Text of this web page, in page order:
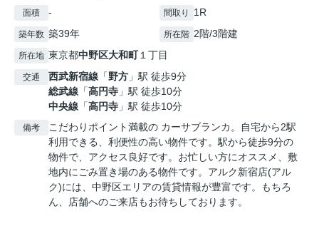
面積 - 間取り 1R
築年数 築39年 所在階 2階/3階建
所在地 東京都中野区大和町１丁目
交通 西武新宿線 「野方 」駅 徒歩9分
総武線 「高円寺 」駅 徒歩10分
中央線 「高円寺 」駅 徒歩10分
備考
こだわりポイント満載の カーサブランカ。自宅から2駅
利用できる、利便性の高い物件です。駅から徒歩9分の
物件で、アクセス良好です。お忙しい方にオススメ、敷
地内にごみ置き場のある物件です。アルク新宿店(アル
ク)には、中野区エリアの賃貸情報が豊富です。もちろ
ん、店舗へのご来店もお待ちしております。